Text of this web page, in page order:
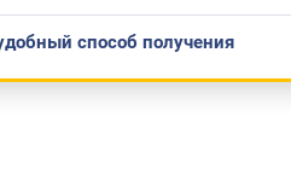
способ получения